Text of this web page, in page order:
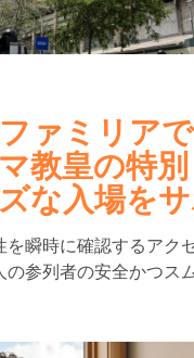
ァミリア
教皇の特
な入場を
を瞬時に確認するアク
の参列者の安全かつス